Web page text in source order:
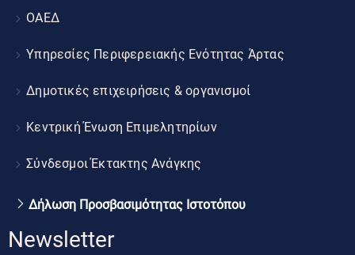
ΟΑΕΔ
Υπηρεσίες Περιφερειακής Ενότητας Άρτας
Δημοτικές επιχειρήσεις & οργανισμοί
Κεντρική Ένωση Επιμελητηρίων
Σύνδεσμοι Έκτακτης Ανάγκης
Δήλωση Προσβασιμότητας Ιστοτόπου
Newsletter